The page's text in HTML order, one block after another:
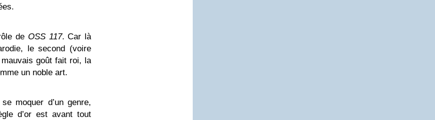
de OSS 117. Car là
le second (voire
goût fait roi, la
un noble art.
moquer d’un genre,
d’or est avant tout